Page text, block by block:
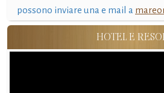
possono inviare una e mail a
HOTEL E